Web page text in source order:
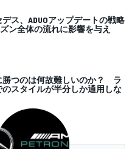
デス、ADUOアップデートの戦略
ン全体の流れに影響を与え
勝つのは何故難しいのか？ ラ
のスタイルが半分しか通用しな